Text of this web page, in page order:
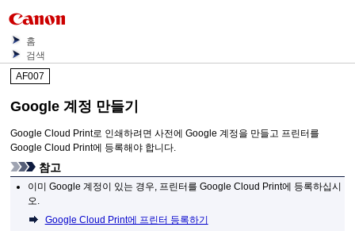
홈
검색
AF007
Google 계정 만들기
Google Cloud Print로 인쇄하려면 사전에Google 계정을 만들고 프린터 를
Google Cloud Print에 등록해야 합니다.
참고
이미Google 계정이 있는 경우, 프린터 를Google Cloud Print에 등록하십시
오.
Google Cloud Print에 프린터 등록하기